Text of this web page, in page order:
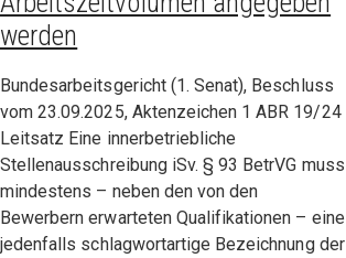
werden
Bundesarbeitsgericht (1. Senat), Beschluss
vom 23.09.2025, Aktenzeichen 1 ABR 19/24
Leitsatz Eine innerbetriebliche
Stellenausschreibung iSv. § 93 BetrVG muss
mindestens – neben den von den
Bewerbern erwarteten Qualifikationen – eine
jedenfalls schlagwortartige Bezeichnung der